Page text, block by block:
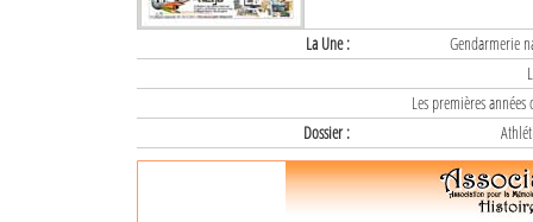
La Une :
Gendarmerie
Les premières
Dossier :